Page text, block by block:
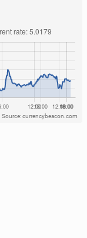
Source: currencybeacon.com